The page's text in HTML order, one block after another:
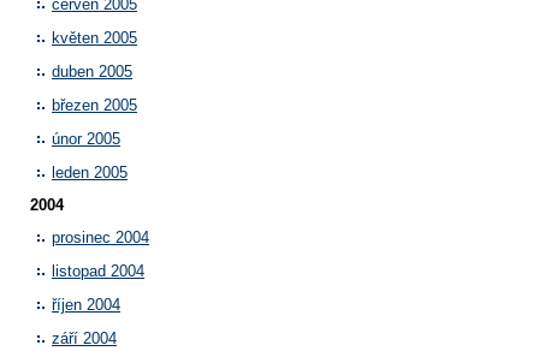
červen 2005
květen 2005
duben 2005
březen 2005
únor 2005
leden 2005
2004
prosinec 2004
listopad 2004
říjen 2004
září 2004